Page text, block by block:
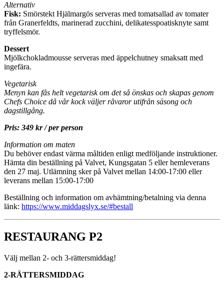
Alternativ
Fisk: Smörstekt Hjälmargös serveras med tomatsallad av tomater
från Granerfeldts, marinerad zucchini, delikatesspoatisknyte samt
tryffelsmör.
Dessert
Mjölkchokladmousse serveras med äppelchutney smaksatt med
ingefära.
Vegetarisk
Menyn kan fås helt vegetarisk om det så önskas och skapas genom
Chefs Choice då vår kock väljer råvaror utifrån säsong och
dagstillgång.
Pris: 349 kr / per person
Information om maten
Du behöver endast värma måltiden enligt medföljande instruktioner.
Hämta din beställning på Valvet, Kungsgatan 5 eller hemleverans
den 27 maj. Utlämning sker på Valvet mellan 14:00-17:00 eller
leverans mellan 15:00-17:00
Beställning och information om avhämtning/betalning via denna
länk: https://www.middagslyx.se/#bestall
RESTAURANG P2
Välj mellan 2- och 3-rättersmiddag!
2-RÄTTERSMIDDAG